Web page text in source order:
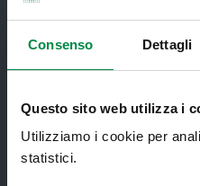
Consenso Dettagli
Questo sito web utilizza i
Utilizziamo i cookie per
statistici.
Nucleo di Cure Primarie
Punto Unico di Accesso
sanitario e sociale (PUA)
Ritiro Referti
Sanità Pubblica
Screening oncologici